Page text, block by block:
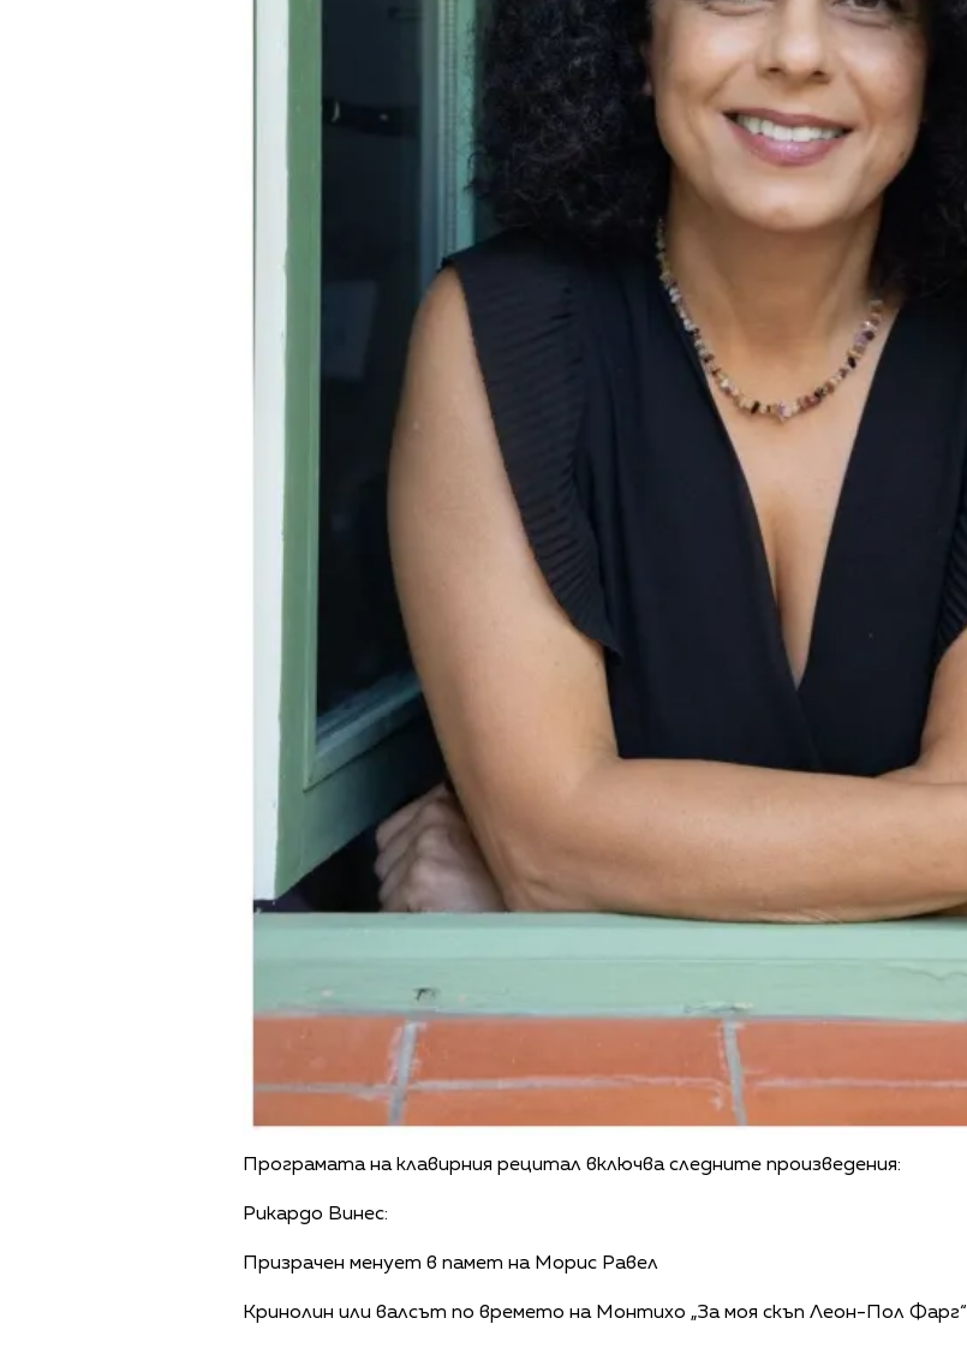
Програмата на клавирния рецитал включва следните произведения:
Рикардо Винес:
Призрачен менует в памет на Морис Равел
Кринолин или валсът по времето на Монтихо „За моя скъп Леон-Пол Фарг“